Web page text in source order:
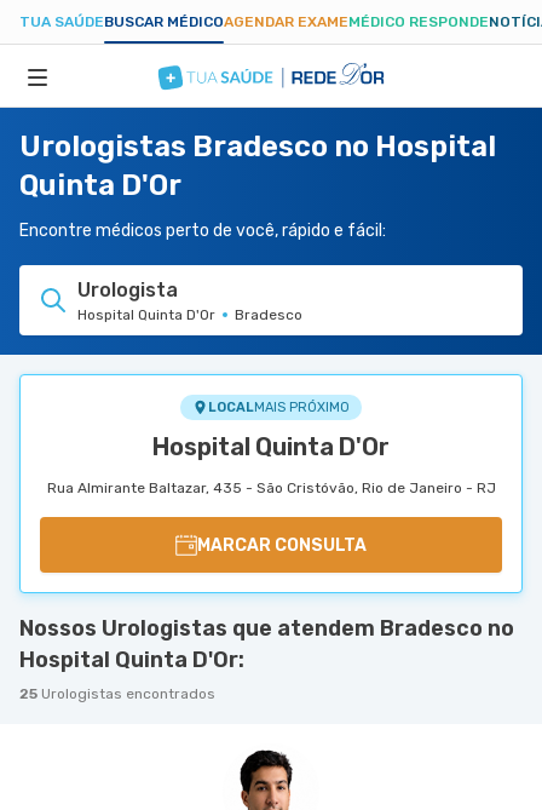
TUA SAÚDEBUSCAR MÉDICOAGENDAR EXAMEMÉDICO RESPONDE
ESPECIALIDADES
HOSPITAIS
TUASAUDE.COM
Urologistas Bradesco no Hospital
Quinta D'Or
Encontre médicos perto de você, rápido e fácil:
Urologista
Hospital Quinta D'Or Bradesco
LOCALMAIS PRÓXIMO
Hospital Quinta D'Or
Rua Almirante Baltazar, 435 - São Cristóvão, Rio de Janeiro - RJ
MARCAR CONSULTA
Nossos Urologistas que atendem Bradesco no
Hospital Quinta D'Or:
25 Urologistas encontrados